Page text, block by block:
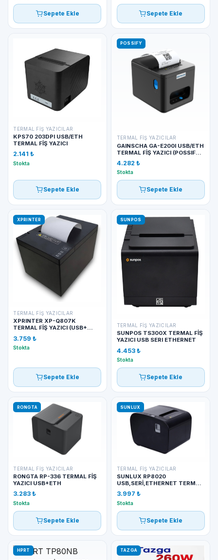
Sepete Ekle Sepete Ekle
TERMAL FIŞ YAZICILAR
KPS70 203DPI USB/ETH
TERMAL FİŞ YAZICI
2.141 ₺
Stokta
Sepete Ekle
POSSIFY
TERMAL FIŞ YAZICILAR
GAINSCHA GA-E200I USB/ETH
TERMAL FİŞ YAZICI (POSSIFY
4.282 ₺
Stokta
Sepete Ekle
XPRINTER
TERMAL FIŞ YAZICILAR
XPRINTER XP-Q807K
TERMAL FİŞ YAZICI (USB+
3.759 ₺
Stokta
Sepete Ekle
SUNPOS
TERMAL FIŞ YAZICILAR
SUNPOS TS300X TERMAL FİŞ
YAZICI USB SERI ETHERNET
4.453 ₺
Stokta
Sepete Ekle
RONGTA
TERMAL FIŞ YAZICILAR
RONGTA RP-336 TERMAL FİŞ
YAZICI USB+ETH
3.283 ₺
Stokta
Sepete Ekle
SUNLUX
TERMAL FIŞ YAZICILAR
SUNLUX RP8020
USB,SERİ,ETHERNET TERMAL
FİŞ YAZICI
3.997 ₺
Stokta
Sepete Ekle
HPRT TAZGA